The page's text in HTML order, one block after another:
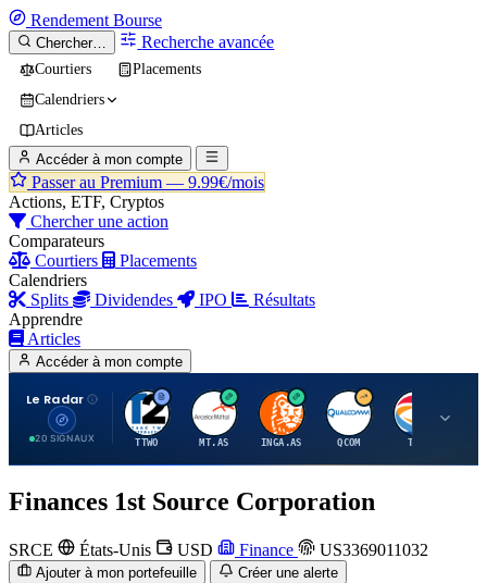
Rendement Bourse
Chercher… Recherche avancée
Courtiers
Placements
Calendriers
Articles
Accéder à mon compte
Passer au Premium — 9.99€/mois
Actions, ETF, Cryptos
Chercher une action
Comparateurs
Courtiers
Placements
Calendriers
Splits
Dividendes IPO
Résultats
Apprendre
Articles
Accéder à mon compte
Le Radar
20 SIGNAUX
T
TTWO
A
MT.AS
I
INGA.AS
Q
QCOM
T
TTE
Finances 1st Source Corporation
SRCE États-Unis USD Finance US3369011032
Ajouter à mon portefeuille Créer une alerte